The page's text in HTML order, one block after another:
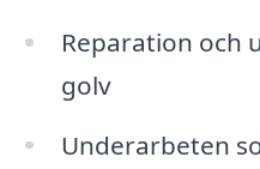
Reparation och
golv
Underarbeten